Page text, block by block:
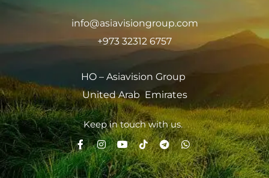
info@asiavisiongroup.com
+973 32312 6757
HO – Asiavision Group
United Arab Emirates
Keep in touch with us.